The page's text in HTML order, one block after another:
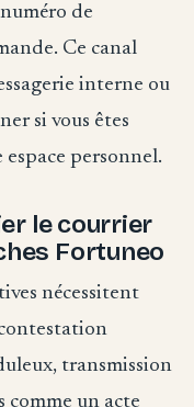
de
Ce canal
interne ou
si vous êtes
personnel.
le courrier
Fortuneo
nécessitent
transmission
comme un acte